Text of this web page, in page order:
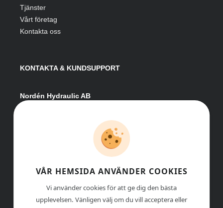
Tjänster
Vårt företag
Kontakta oss
KONTAKTA & KUNDSUPPORT
Nordén Hydraulic AB
info@nordenhydraulic.se
Org-nr: 556531-8424
VÅR HEMSIDA ANVÄNDER COOKIES
Vi använder cookies för att ge dig den bästa
upplevelsen. Vänligen välj om du vill acceptera eller